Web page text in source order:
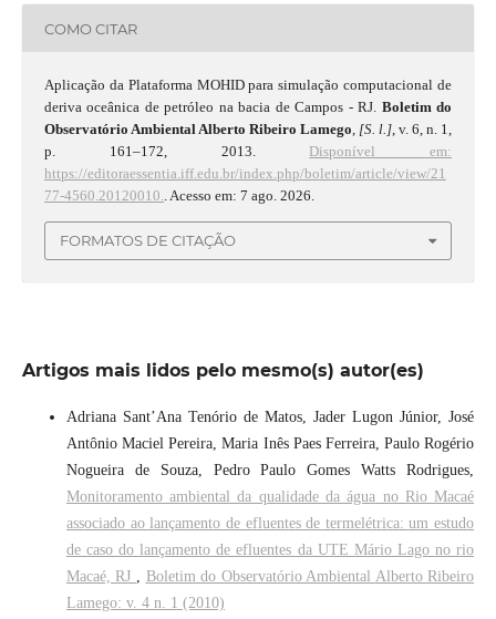
COMO CITAR
Aplicação da Plataforma MOHID para simulação computacional de
deriva oceânica de petróleo na bacia de Campos - RJ. Boletim do
Observatório Ambiental Alberto Ribeiro Lamego, [S. l.], v. 6, n. 1,
p. 161–172, 2013. Disponível em:
https://editoraessentia.iff.edu.br/index.php/boletim/article/view/21
77-4560.20120010.. Acesso em: 7 ago. 2026.
FORMATOS DE CITAÇÃO
Artigos mais lidos pelo mesmo(s) autor(es)
Adriana Sant’Ana Tenório de Matos, Jader Lugon Júnior, José
Antônio Maciel Pereira, Maria Inês Paes Ferreira, Paulo Rogério
Nogueira de Souza, Pedro Paulo Gomes Watts Rodrigues,
Monitoramento ambiental da qualidade da água no Rio Macaé
associado ao lançamento de efluentes de termelétrica: um estudo
de caso do lançamento de efluentes da UTE Mário Lago no rio
Macaé, RJ
Boletim do Observatório Ambiental Alberto Ribeiro
Lamego: v. 4 n. 1 (2010)